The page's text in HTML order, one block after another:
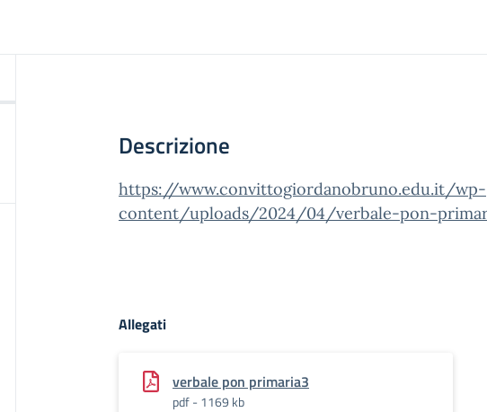
Descrizione
https://www.convittogiordanobruno.edu.it/wp-
content/uploads/2024/04/verbale-pon-
Allegati
verbale pon primaria3
pdf - 1169 kb